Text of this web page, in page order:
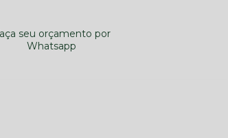
seu orçamento por
Whatsapp